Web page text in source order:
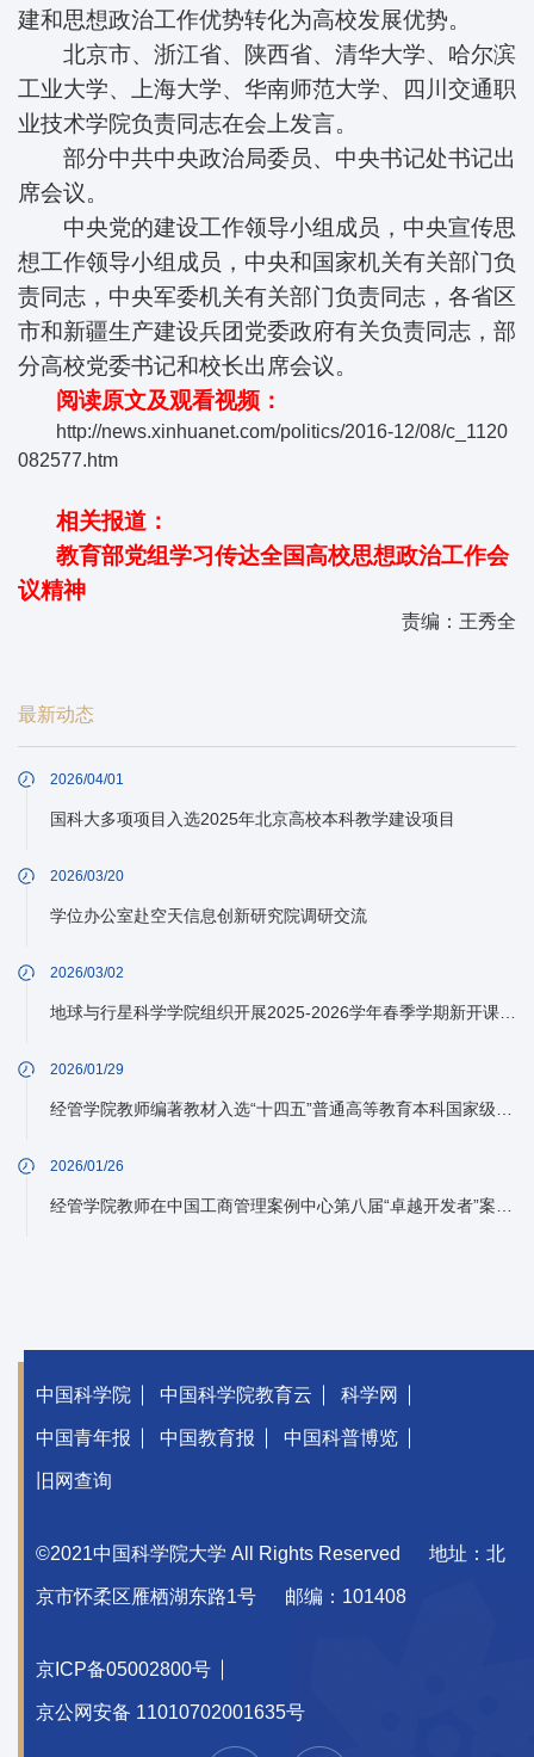
建和思想政治工作优势转化为高校发展优势。
北京市、浙江省、陕西省、清华大学、哈尔滨
工业大学、上海大学、华南师范大学、四川交通职
业技术学院负责同志在会上发言。
部分中共中央政治局委员、中央书记处书记出
席会议。
中央党的建设工作领导小组成员，中央宣传思
想工作领导小组成员，中央和国家机关有关部门负
责同志，中央军委机关有关部门负责同志，各省区
市和新疆生产建设兵团党委政府有关负责同志，部
分高校党委书记和校长出席会议。
阅读原文及观看视频：
http://news.xinhuanet.com/politics/2016-12/08/c_1120
082577.htm
相关报道：
教育部党组学习传达全国高校思想政治工作会
议精神
责编：王秀全
最新动态
2026/04/01
国科大多项项目入选2025年北京高校本科教学建设项目
2026/03/20
学位办公室赴空天信息创新研究院调研交流
2026/03/02
地球与行星科学学院组织开展2025-2026学年春季学期新开课、开新课授课教师试讲会
2026/01/29
经管学院教师编著教材入选“十四五”普通高等教育本科国家级规划教材名单
2026/01/26
经管学院教师在中国工商管理案例中心第八届“卓越开发者”案例大奖赛中获得佳绩
中国科学院 中国科学院教育云 科学网
中国青年报 中国教育报 中国科普博览
旧网查询
©2021中国科学院大学 All Rights Reserved 地址：北
京市怀柔区雁栖湖东路1号 邮编：101408
京ICP备05002800号
京公网安备 11010702001635号